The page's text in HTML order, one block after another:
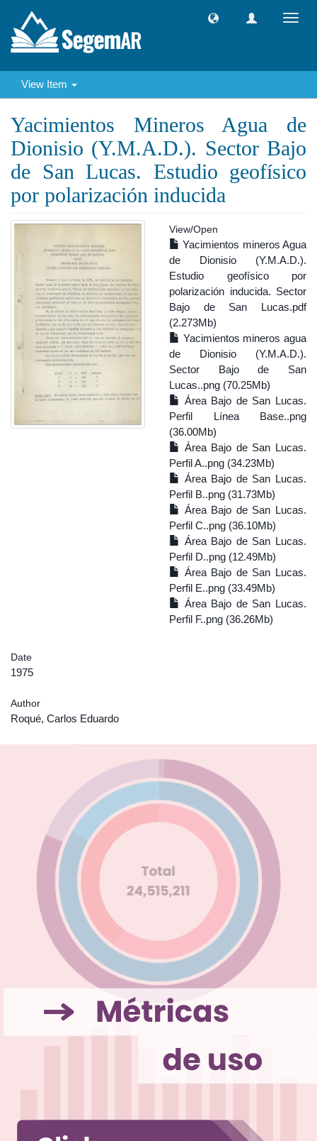
View Item
Yacimientos Mineros Agua de
Dionisio (Y.M.A.D.). Sector Bajo
de San Lucas. Estudio geofísico
por polarización inducida
View/Open
Yacimientos mineros Agua
de Dionisio (Y.M.A.D.).
Estudio geofísico por
polarización inducida. Sector
Bajo de San Lucas.pdf
(2.273Mb)
Yacimientos mineros agua
de Dionisio (Y.M.A.D.).
Sector Bajo de San
Lucas..png (70.25Mb)
Área Bajo de San Lucas.
Perfil Línea Base..png
(36.00Mb)
Área Bajo de San Lucas.
Perfil A..png (34.23Mb)
Área Bajo de San Lucas.
Perfil B..png (31.73Mb)
Área Bajo de San Lucas.
Perfil C..png (36.10Mb)
Área Bajo de San Lucas.
Perfil D..png (12.49Mb)
Área Bajo de San Lucas.
Perfil E..png (33.49Mb)
Área Bajo de San Lucas.
Perfil F..png (36.26Mb)
Date
1975
Author
Roqué, Carlos Eduardo